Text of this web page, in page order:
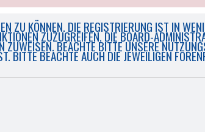
ZU KÖNNEN. DIE REGISTRIERUNG IST IN
ZUZUGREIFEN. DIE BOARD-
BEACHTE BITTE UNSERE
BITTE BEACHTE AUCH DIE JEWEILIGEN